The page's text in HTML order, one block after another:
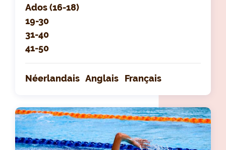
Ados (16-18)
19-30
31-40
41-50
Néerlandais Anglais Français